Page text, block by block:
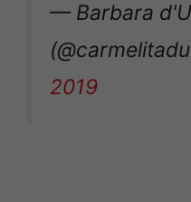
— Barbara
2019